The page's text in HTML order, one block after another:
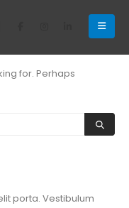
for. Perhaps
porta. Vestibulum